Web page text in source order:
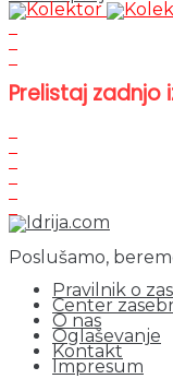
Prelistaj zadnjo
Poslušamo,
Pravilnik o
Center
O nas
Oglaševanje
Kontakt
Impresum